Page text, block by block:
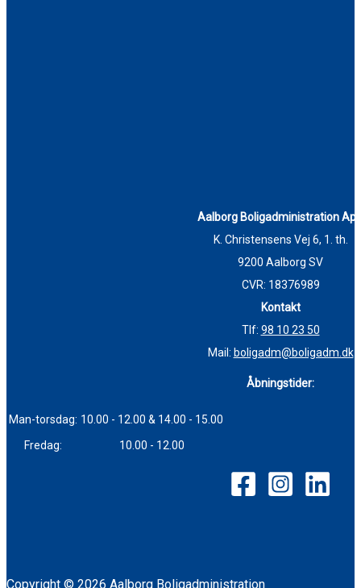
Aalborg Boligadministration
K. Christensens Vej 6, 1. th.
9200 Aalborg SV
CVR: 18376989
Kontakt
Tlf: 98 10 23 50
Mail: boligadm@boligadm.dk
Åbningstider:
Man-torsdag: 10.00 - 12.00 & 14.00 - 15.00
Fredag:
10.00 - 12.00
Copyright © 2026 Aalborg Boligadministration